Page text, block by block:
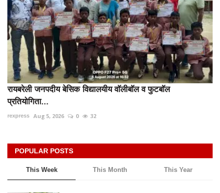
रायबरेली जनपदीय बेसिक विद्यालयीय वॉलीबॉल व फुटबॉल
प्रतियोगिता...
rexpress Aug 5, 2026 0 32
POPULAR POSTS
This Week This Month This Year